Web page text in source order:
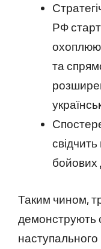
РФ
та
свідчить
бойових
Таким чином,
демонструють
наступального